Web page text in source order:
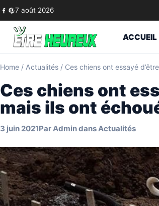
Skip to content
7 août 2026
ACCUEIL
Home / Actualités / Ces chiens ont essayé
Ces chiens ont
mais ils ont
3 juin 2021ParAdmindansActualités